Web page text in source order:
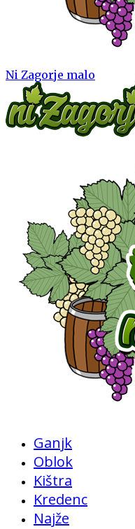
Ni Zagorje malo
Ganjk
Oblok
Kištra
Kredenc
Najže